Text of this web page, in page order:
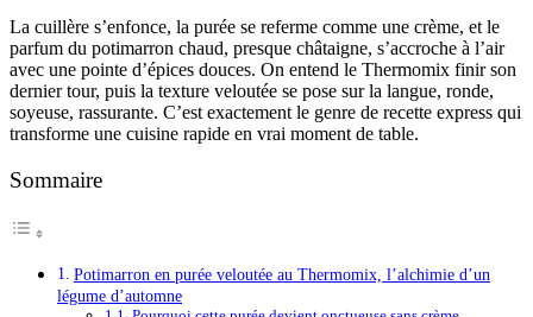
La cuillère s’enfonce, la purée se referme comme une crème, et le
parfum du potimarron chaud, presque châtaigne, s’accroche à l’air
avec une pointe d’épices douces. On entend le Thermomix finir son
dernier tour, puis la texture veloutée se pose sur la langue, ronde,
soyeuse, rassurante. C’est exactement le genre de recette express qui
transforme une cuisine rapide en vrai moment de table.
Sommaire
Potimarron en purée veloutée au Thermomix, l’alchimie d’un
légume d’automne